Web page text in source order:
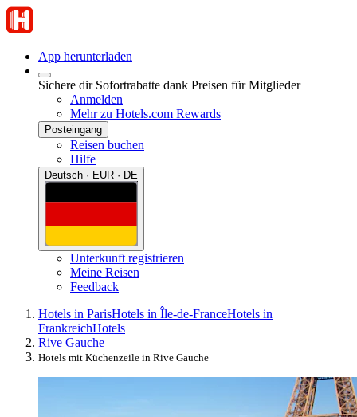
App herunterladen
Sichere dir Sofortrabatte dank Preisen für Mitglieder
Anmelden
Mehr zu Hotels.com Rewards
Posteingang
Reisen buchen
Hilfe
Deutsch · EUR · DE
Unterkunft registrieren
Meine Reisen
Feedback
Hotels in ParisHotels in Île-de-FranceHotels in
FrankreichHotels
Rive Gauche
Hotels mit Küchenzeile in Rive Gauche